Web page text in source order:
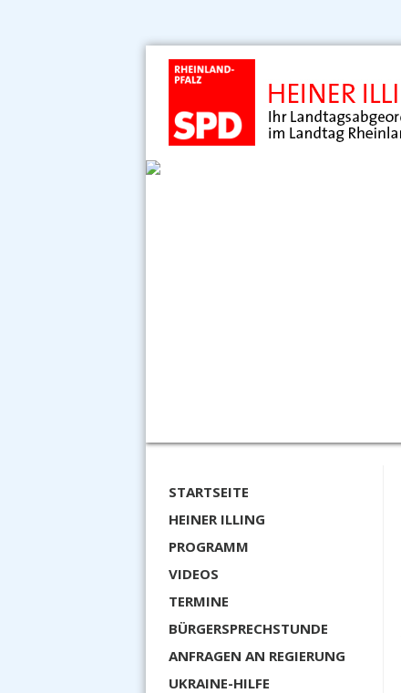
STARTSEITE
HEINER ILLING
PROGRAMM
VIDEOS
TERMINE
BÜRGERSPRECHSTUNDE
ANFRAGEN AN REGIERUNG
UKRAINE-HILFE